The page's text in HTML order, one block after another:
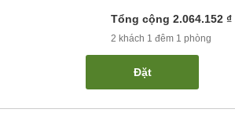
Tổng cộng 2.064.152 ₫
2 khách 1 đêm 1 phòng
Đặt